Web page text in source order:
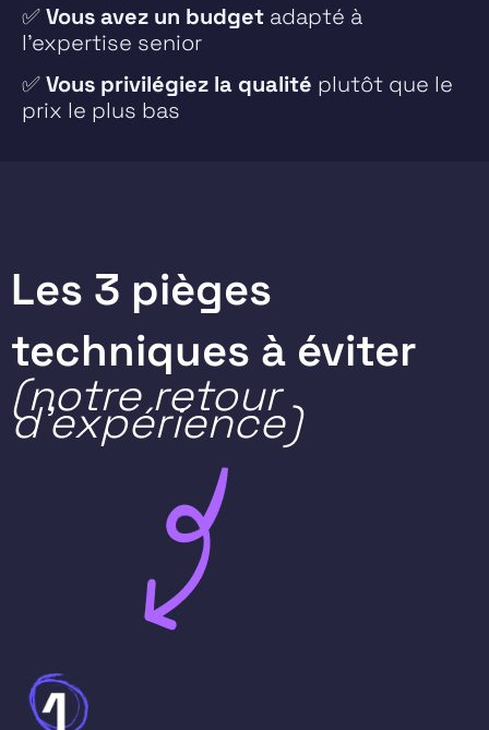
✅Vous avez un budget adapté à
l’expertise senior
✅Vous privilégiez la qualité plutôt que le
prix le plus bas
Les 3 pièges
techniques à éviter
(notre retour
d'expérience)